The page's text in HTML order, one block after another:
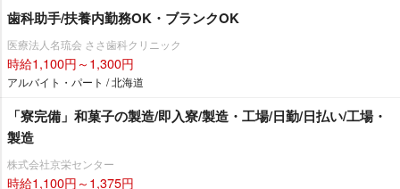
歯科助手/扶養内勤務OK・ブランクOK
医療法人名琉会 ささ歯科クリニック
時給1,100円～1,300円
アルバイト・パート / 北海道
「寮完備」和菓子の製造/即入寮/製造・工場/日勤/日払い/工場・
製造
株式会社京栄センター
時給1,100円～1,375円